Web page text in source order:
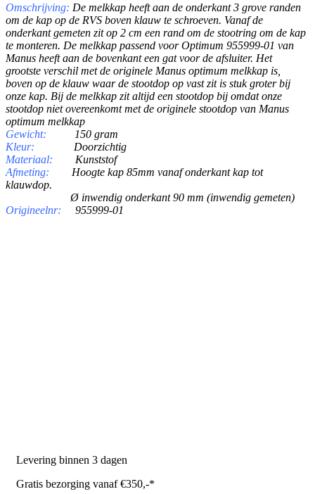
Omschrijving: De melkkap heeft aan de onderkant 3 grove randen
om de kap op de RVS boven klauw te schroeven. Vanaf de
onderkant gemeten zit op 2 cm een rand om de stootring om de kap
te monteren. De melkkap passend voor Optimum 955999-01 van
Manus heeft aan de bovenkant een gat voor de afsluiter. Het
grootste verschil met de originele Manus optimum melkkap is,
boven op de klauw waar de stootdop op vast zit is stuk groter bij
onze kap. Bij de melkkap zit altijd een stootdop bij omdat onze
stootdop niet overeenkomt met de originele stootdop van Manus
optimum melkkap
Gewicht:
150 gram
Kleur:
Doorzichtig
Materiaal:
Kunststof
Afmeting:
Hoogte kap 85mm vanaf onderkant kap tot
klauwdop.
Ø inwendig onderkant 90 mm (inwendig gemeten)
Origineelnr:
955999-01
Levering binnen 3 dagen
Gratis bezorging vanaf €350,-*